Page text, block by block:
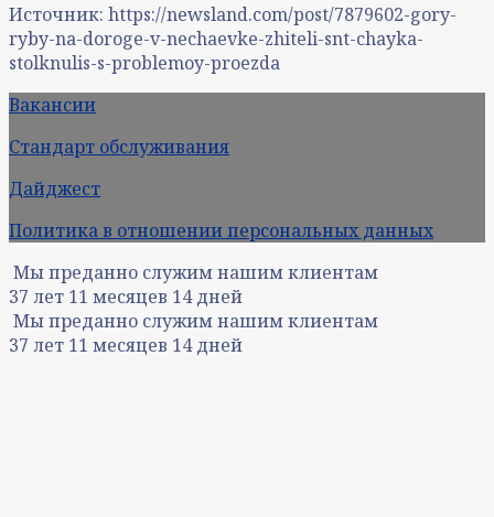
Источник: https://newsland.com/post/7879602-gory-
ryby-na-doroge-v-nechaevke-zhiteli-snt-chayka-
stolknulis-s-problemoy-proezda
Вакансии
Стандарт обслуживания
Дайджест
Политика в отношении персональных данных
Мы преданно служим нашим клиентам
37 лет 11 месяцев 14дней
Мы преданно служим нашим клиентам
37 лет 11 месяцев 14дней